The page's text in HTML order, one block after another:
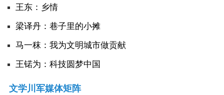
王东：乡情
​梁译丹：巷子里的小摊
马一秣：我为文明城市做贡献
王锘为：科技圆梦中国
文学川军媒体矩阵